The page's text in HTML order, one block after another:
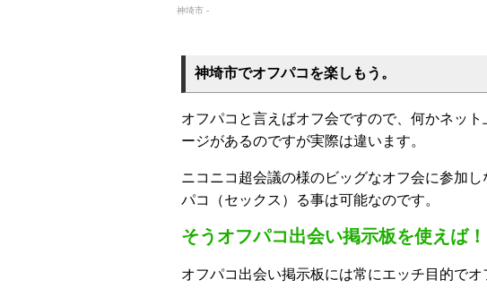
神埼市 -
神埼市でオフパコを楽しもう。
オフパコと言えばオフ会ですので、何かネッ
ージがあるのですが実際は違います。
ニコニコ超会議の様のビッグなオフ会に参加
パコ（セックス）る事は可能なのです。
そうオフパコ出会い掲示板を使えば！
オフパコ出会い掲示板には常にエッチ目的で